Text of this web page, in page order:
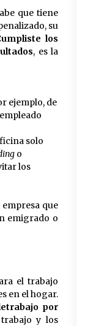
que tiene
su
los
, es la
ejemplo, de
solo
o
los
empresa que
emigrado o
el trabajo
en el hogar.
por
y los